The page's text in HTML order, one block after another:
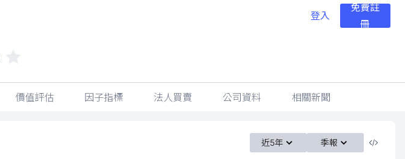
登入
免費註
冊
價值評估 因子指標 法人買賣 公司資料 相關新聞
近5年 季報